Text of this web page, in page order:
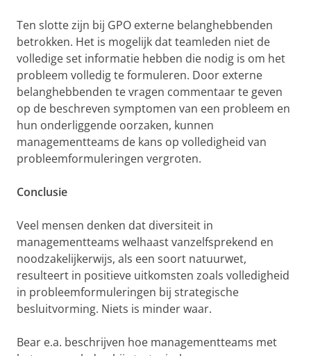
Ten slotte zijn bij GPO externe belanghebbenden
betrokken. Het is mogelijk dat teamleden niet de
volledige set informatie hebben die nodig is om het
probleem volledig te formuleren. Door externe
belanghebbenden te vragen commentaar te geven
op de beschreven symptomen van een probleem en
hun onderliggende oorzaken, kunnen
managementteams de kans op volledigheid van
probleemformuleringen vergroten.
Conclusie
Veel mensen denken dat diversiteit in
managementteams welhaast vanzelfsprekend en
noodzakelijkerwijs, als een soort natuurwet,
resulteert in positieve uitkomsten zoals volledigheid
in probleemformuleringen bij strategische
besluitvorming. Niets is minder waar.
Bear e.a. beschrijven hoe managementteams met